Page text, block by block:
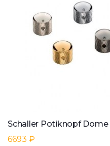
6693 ₽